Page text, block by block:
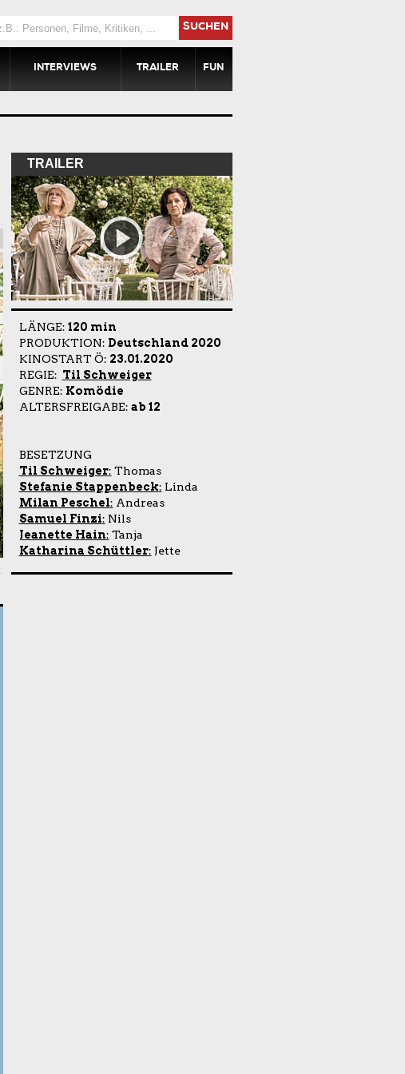
SUCHEN
INTERVIEWS TRAILER FUN
TRAILER
LÄNGE: 120 min
PRODUKTION: Deutschland 2020
KINOSTART Ö: 23.01.2020
REGIE: Til Schweiger
GENRE: Komödie
ALTERSFREIGABE: ab 12
BESETZUNG
Til Schweiger: Thomas
Stefanie Stappenbeck: Linda
Milan Peschel: Andreas
Samuel Finzi: Nils
Jeanette Hain: Tanja
Katharina Schüttler: Jette